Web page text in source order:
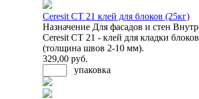
Ceresit CT 21 клей для блоков (25кг)
Назначение Для фасадов и стен
Ceresit CT 21 - клей для кладки
(толщина швов 2-10 мм).
329,00 руб.
упаковка